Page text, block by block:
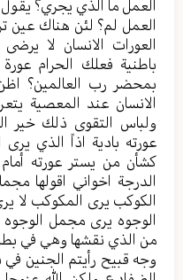
العمل ما الذي يجري؟ يقول
العمل لم؟ لئن هناك عين
العورات الانسان لا
باطنية فعلك الحرام
بمحضر رب العالمين؟
الانسان عند المعصية
ولباس التقوى ذلك خير
عورته بادية اذاً الذي يرى
كشأن من يستر عورته
الدرجة اخواني اقولها
الكوكب يرى المكوكب لا
الوجوه يرى مجمل الوجوه
من الذي نقشها وهي في
وجه قبيح رأيتم الجنين في